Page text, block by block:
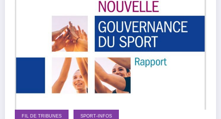
FIL DE TRIBUNES SPORT-INFOS